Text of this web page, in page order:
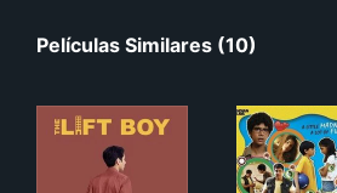
Películas Similares (10)